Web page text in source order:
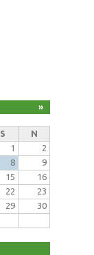
»
S
N
1
2
8
9
15
16
22
23
29
30